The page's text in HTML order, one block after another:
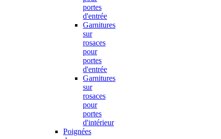
portes
d'entrée
Garnitures
sur
rosaces
pour
portes
d'entrée
Garnitures
sur
rosaces
pour
portes
d'intérieur
Poignées